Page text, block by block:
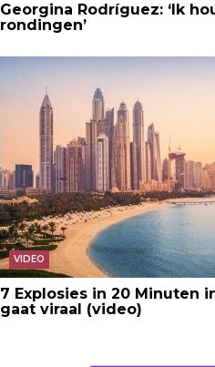
Georgina Rodríguez: ‘Ik
rondingen’
VIDEO
7 Explosies in 20 Minuten
gaat viraal (video)